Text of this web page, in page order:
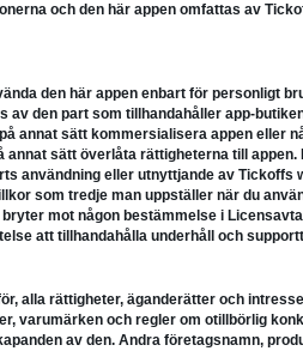
och den här appen omfattas av
den här appen enbart för personligt
den part som tillhandahåller app-
annat sätt kommersialisera appen eller
annat sätt överlåta rättigheterna till
användning eller utnyttjande av
som tredje man uppställer när du
mot någon bestämmelse i
att tillhandahålla underhåll och
alla rättigheter, äganderätter och
varumärken och regler om otillbörlig
av den. Andra företagsnamn,